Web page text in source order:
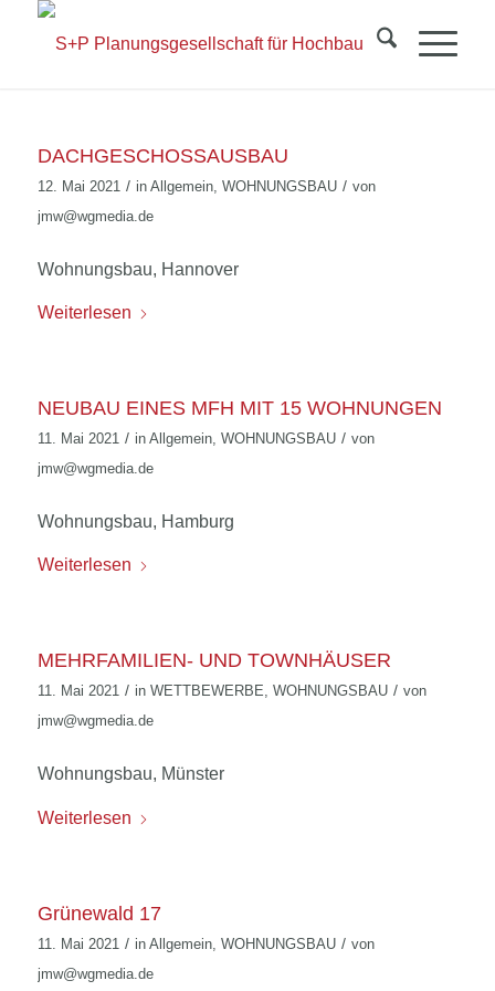
DACHGESCHOSSAUSBAU
12. Mai 2021 / in Allgemein, WOHNUNGSBAU / von
jmw@wgmedia.de
Wohnungsbau, Hannover
Weiterlesen
NEUBAU EINES MFH MIT 15 WOHNUNGEN
11. Mai 2021 / in Allgemein, WOHNUNGSBAU / von
jmw@wgmedia.de
Wohnungsbau, Hamburg
Weiterlesen
MEHRFAMILIEN- UND TOWNHÄUSER
11. Mai 2021 / in WETTBEWERBE, WOHNUNGSBAU / von
jmw@wgmedia.de
Wohnungsbau, Münster
Weiterlesen
Grünewald 17
11. Mai 2021 / in Allgemein, WOHNUNGSBAU / von
jmw@wgmedia.de